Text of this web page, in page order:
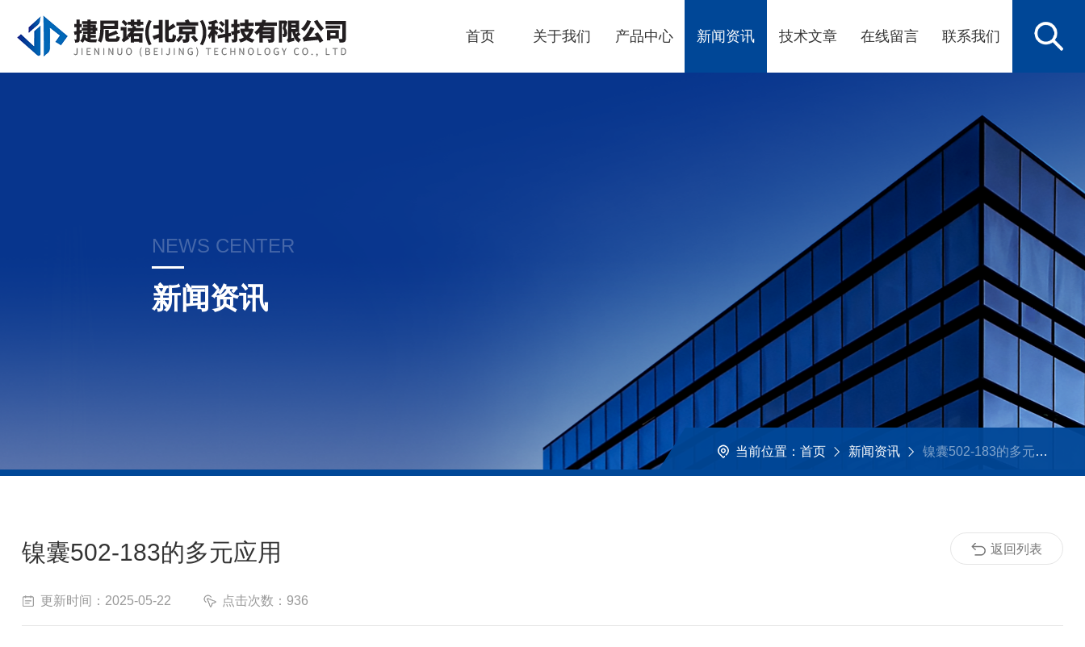
首页 关于我们 产品中心 新闻资讯 技术文章 在线留言 联系我们
NEWS CENTER
新闻资讯
当前位置： 首页 新闻资讯 镍囊502-183的多元应用
镍囊502-183的多元应用
更新时间：2025-05-22 点击次数：936
返回列表